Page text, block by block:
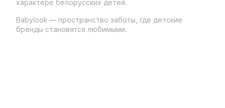
характере белорусских детей.
Babylook — пространство заботы, где детские
бренды становятся любимыми.